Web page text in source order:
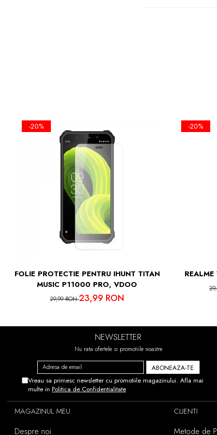
•KIT
IN CAZUL
-20%
FOLIE PROTECTIE PENTRU IHUNT TITAN
MUSIC P11000 PRO, VDOO
29,99 RON23,99 RON
-20%
NEWSLETTER
Nu rata ofertele si promotiile noastre
Vreau sa primesc newsletter cu promotiile magazinului. Afla mai
multe in Politica de Confidentialitate
MAGAZINUL MEU
Despre noi
CLIENTI
Metode de